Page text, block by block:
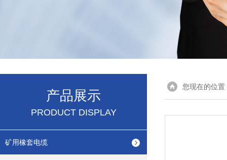
产品展示
PRODUCT DISPLAY
矿用橡套电缆
您现在的位置